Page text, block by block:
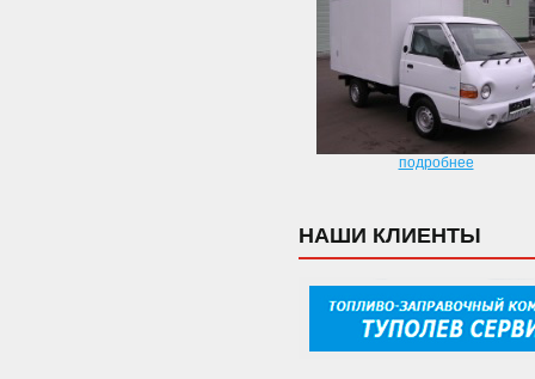
подробнее
НАШИ КЛИЕНТЫ